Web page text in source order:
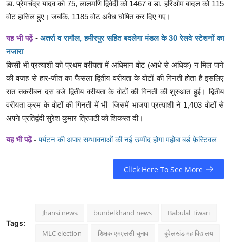
डा. प्रेमचंद्र यादव को 75, लालमणि द्विवेदी को 1467 व डा. हरिओम बादल को 115
वोट हासिल हुए। जबकि, 1185 वोट अवैध घोषित कर दिए गए।
यह भी पढ़ें- अतर्रा व रागौल, हमीरपुर सहित बदलेगा मंडल के 30 रेलवे स्टेशनों का
नजारा
किसी भी प्रत्याशी को प्रथम वरीयता में अधिमान वोट (आधे से अधिक) न मिल पाने
की वजह से हार-जीत का फैसला द्वितीय वरीयता के वोटों की गिनती होता है इसलिए
रात तकरीबन दस बजे द्वितीय वरीयता के वोटों की गिनती की शुरुआत हुई। द्वितीय
वरीयता क्रम के वोटों की गिनती में भी जिसमें भाजपा प्रत्याशी ने 1,403 वोटों से
अपने प्रतिद्वंदी सुरेश कुमार त्रिपाठी को शिकस्त दी।
यह भी पढ़ें-पर्यटन की अपार सम्भावनाओं की नई उम्मीद होगा महोबा बर्ड फ़ेस्टिवल
Click Here To See More
Tags:
Jhansi news bundelkhand news Babulal Tiwari
MLC election शिक्षक एमएलसी चुनाव बुंदेलखंड महाविद्यालय